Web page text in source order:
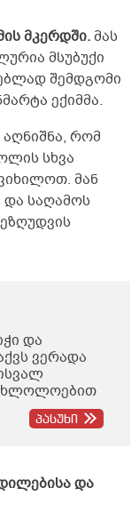
მკერდში.მას
მსუბუქი
შემდგომი
ექიმმა.
აღნიშნა, რომ
სხვა
მან
და საღამოს
და
ვერადა
მინდება
ბერვი
ან
ღირს
პასუხი
და